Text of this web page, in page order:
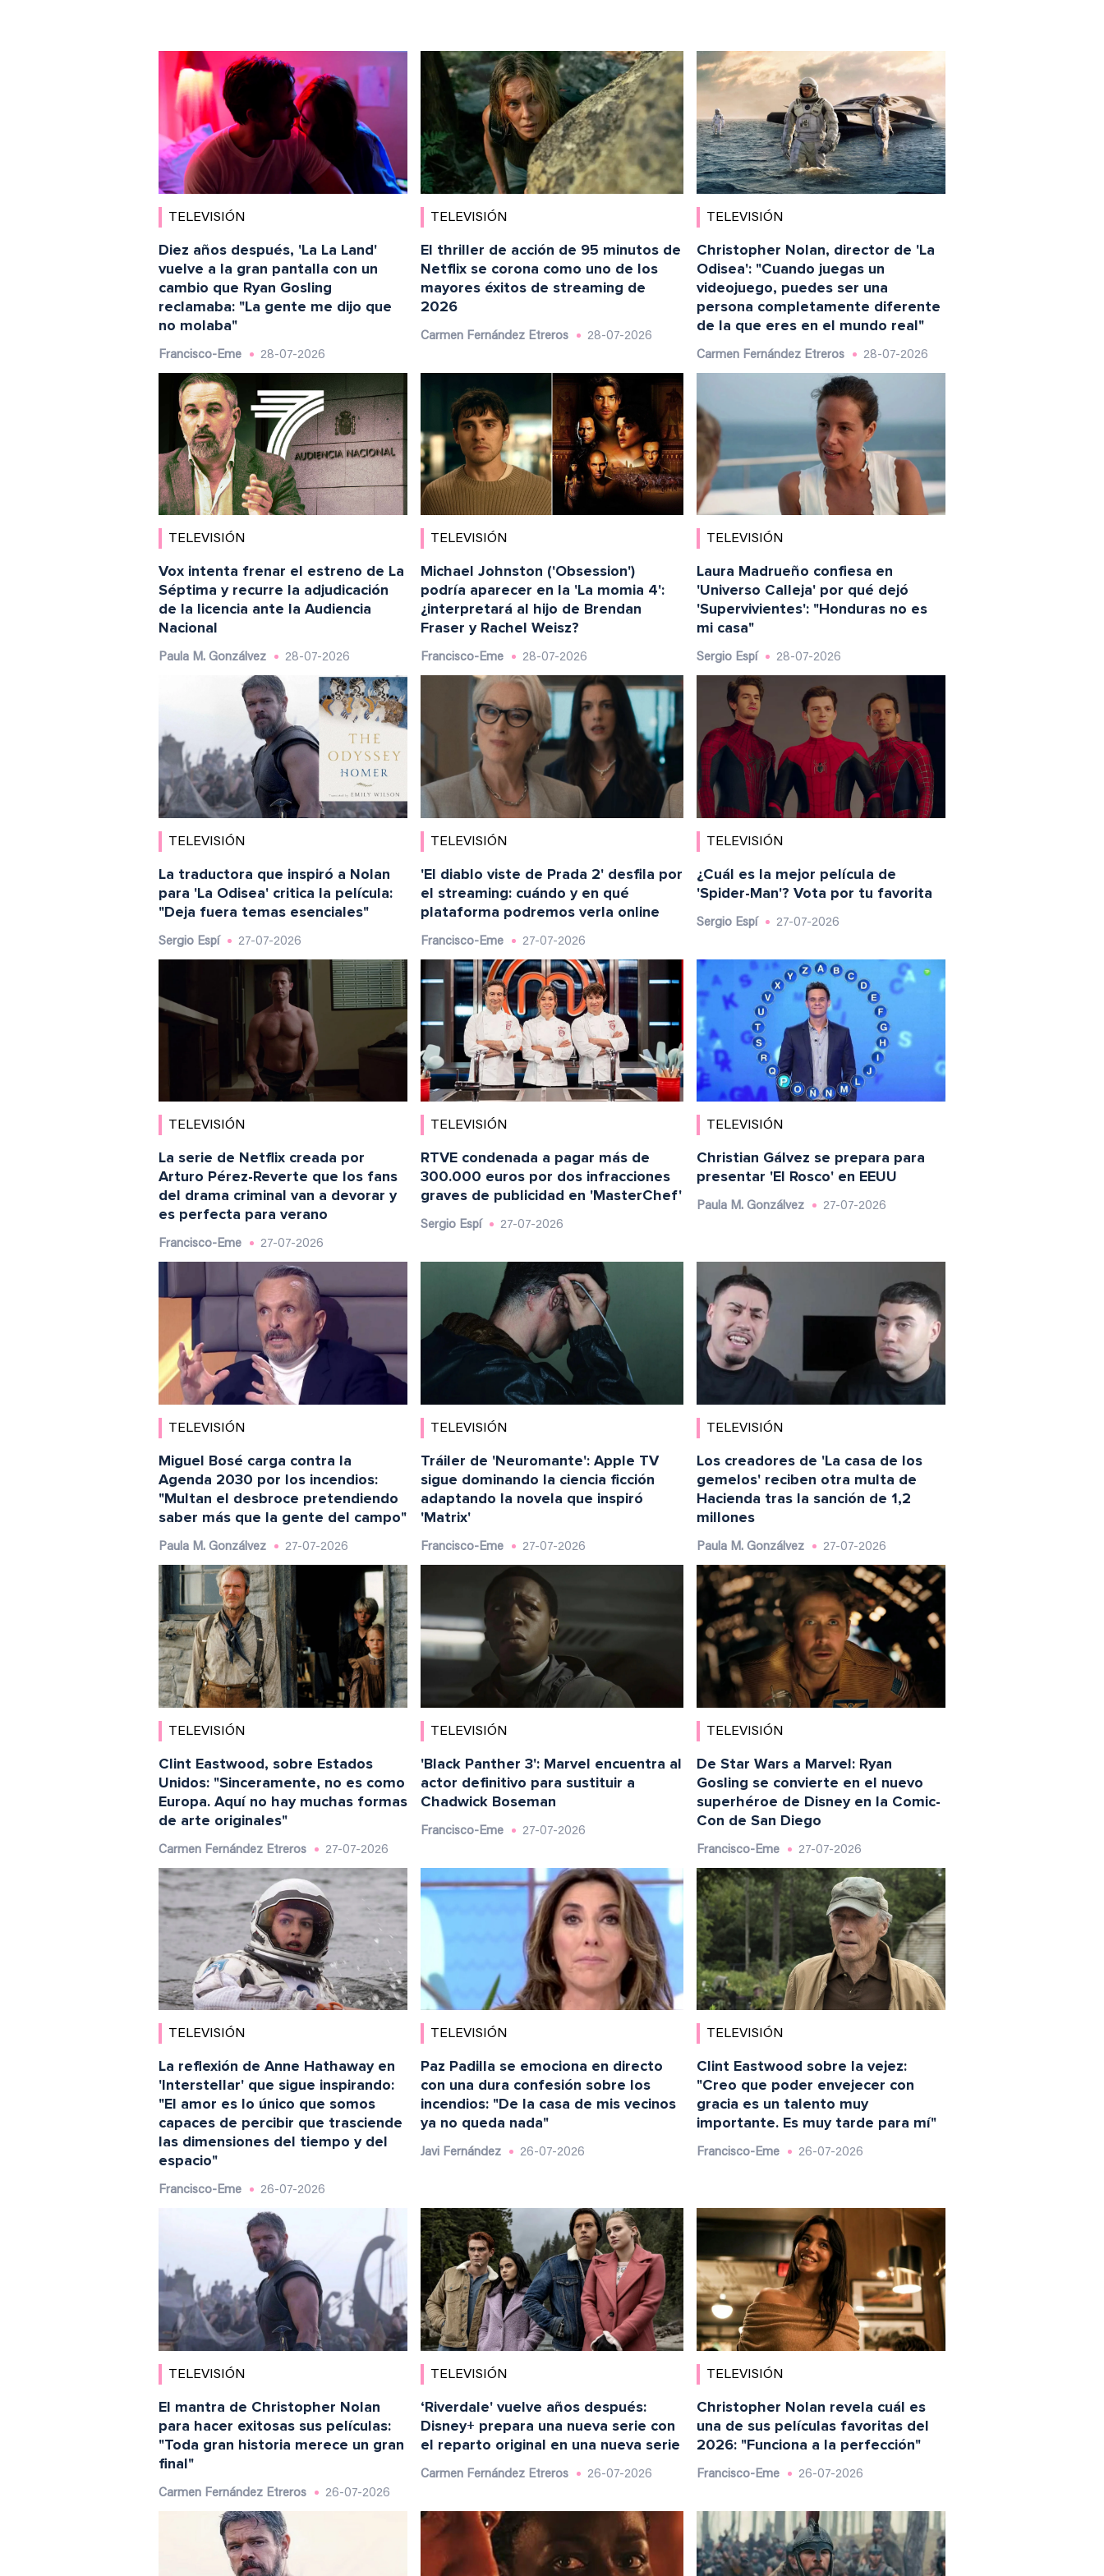
TELEVISIÓN
Diez años después, 'La La Land'
vuelve a la gran pantalla con un
cambio que Ryan Gosling
reclamaba: "La gente me dijo que
no molaba"
Francisco-Eme 28-07-2026
TELEVISIÓN
El thriller de acción de 95 minutos de
Netflix se corona como uno de los
mayores éxitos de streaming de
2026
Carmen Fernández Etreros 28-07-2026
TELEVISIÓN
Christopher Nolan, director de 'La
Odisea': "Cuando juegas un
videojuego, puedes ser una
persona completamente diferente
de la que eres en el mundo real"
Carmen Fernández Etreros 28-07-2026
TELEVISIÓN
Vox intenta frenar el estreno de La
Séptima y recurre la adjudicación
de la licencia ante la Audiencia
Nacional
Paula M. Gonzálvez 28-07-2026
TELEVISIÓN
Michael Johnston ('Obsession')
podría aparecer en la 'La momia 4':
¿interpretará al hijo de Brendan
Fraser y Rachel Weisz?
Francisco-Eme 28-07-2026
TELEVISIÓN
Laura Madrueño confiesa en
'Universo Calleja' por qué dejó
'Supervivientes': "Honduras no es
mi casa"
Sergio Espí 28-07-2026
TELEVISIÓN
La traductora que inspiró a Nolan
para 'La Odisea' critica la película:
"Deja fuera temas esenciales"
Sergio Espí 27-07-2026
TELEVISIÓN
'El diablo viste de Prada 2' desfila por
el streaming: cuándo y en qué
plataforma podremos verla online
Francisco-Eme 27-07-2026
TELEVISIÓN
¿Cuál es la mejor película de
'Spider-Man'? Vota por tu favorita
Sergio Espí 27-07-2026
TELEVISIÓN
La serie de Netflix creada por
Arturo Pérez-Reverte que los fans
del drama criminal van a devorar y
es perfecta para verano
Francisco-Eme 27-07-2026
TELEVISIÓN
RTVE condenada a pagar más de
300.000 euros por dos infracciones
graves de publicidad en 'MasterChef'
Sergio Espí 27-07-2026
TELEVISIÓN
Christian Gálvez se prepara para
presentar 'El Rosco' en EEUU
Paula M. Gonzálvez 27-07-2026
TELEVISIÓN
Miguel Bosé carga contra la
Agenda 2030 por los incendios:
"Multan el desbroce pretendiendo
saber más que la gente del campo"
Paula M. Gonzálvez 27-07-2026
TELEVISIÓN
Tráiler de 'Neuromante': Apple TV
sigue dominando la ciencia ficción
adaptando la novela que inspiró
'Matrix'
Francisco-Eme 27-07-2026
TELEVISIÓN
Los creadores de 'La casa de los
gemelos' reciben otra multa de
Hacienda tras la sanción de 1,2
millones
Paula M. Gonzálvez 27-07-2026
TELEVISIÓN
Clint Eastwood, sobre Estados
Unidos: "Sinceramente, no es como
Europa. Aquí no hay muchas formas
de arte originales"
Carmen Fernández Etreros 27-07-2026
TELEVISIÓN
'Black Panther 3': Marvel encuentra al
actor definitivo para sustituir a
Chadwick Boseman
Francisco-Eme 27-07-2026
TELEVISIÓN
De Star Wars a Marvel: Ryan
Gosling se convierte en el nuevo
superhéroe de Disney en la Comic-
Con de San Diego
Francisco-Eme 27-07-2026
TELEVISIÓN
La reflexión de Anne Hathaway en
'Interstellar' que sigue inspirando:
"El amor es lo único que somos
capaces de percibir que trasciende
las dimensiones del tiempo y del
espacio"
Francisco-Eme 26-07-2026
TELEVISIÓN
Paz Padilla se emociona en directo
con una dura confesión sobre los
incendios: "De la casa de mis vecinos
ya no queda nada"
Javi Fernández 26-07-2026
TELEVISIÓN
Clint Eastwood sobre la vejez:
"Creo que poder envejecer con
gracia es un talento muy
importante. Es muy tarde para mí"
Francisco-Eme 26-07-2026
TELEVISIÓN
El mantra de Christopher Nolan
para hacer exitosas sus películas:
"Toda gran historia merece un gran
final"
Carmen Fernández Etreros 26-07-2026
TELEVISIÓN
‘Riverdale' vuelve años después:
Disney+ prepara una nueva serie con
el reparto original en una nueva serie
Carmen Fernández Etreros 26-07-2026
TELEVISIÓN
Christopher Nolan revela cuál es
una de sus películas favoritas del
2026: "Funciona a la perfección"
Francisco-Eme 26-07-2026